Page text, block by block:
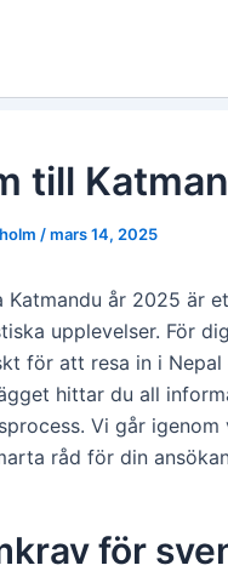
till
/mars 14, 2025
Katmandu år 2025 är
upplevelser. För
för att resa in i Nepal
hittar du all
Vi går
råd för din
för